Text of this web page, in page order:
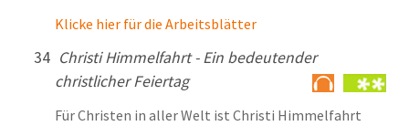
Klicke hier für die Arbeitsblätter
34 Christi Himmelfahrt - Ein bedeutender
christlicher Feiertag
Für Christen in aller Welt ist Christi Himmelfahrt